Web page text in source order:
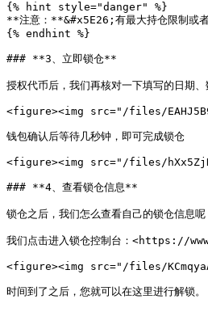
{% hint style="danger" %}
**注意：**&#x5E26;有最大持仓限制或
{% endhint %}
### **3、立即锁仓**
授权代币后，我们再核对一下填写的日期
<figure><img src="/files/
钱包确认后等待几秒钟，即可完成锁仓
<figure><img src="/files/
### **4、查看锁仓信息**
锁仓之后，我们怎么查看自己的锁仓信息
我们点击进入锁仓控制台：<https://
<figure><img src="/files/
时间到了之后，您就可以在这里进行解锁。